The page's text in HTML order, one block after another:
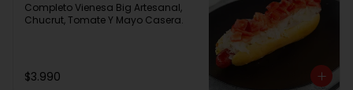
Completo Vienesa Big Artesanal,
Chucrut, Tomate Y Mayo Casera.
$3.990